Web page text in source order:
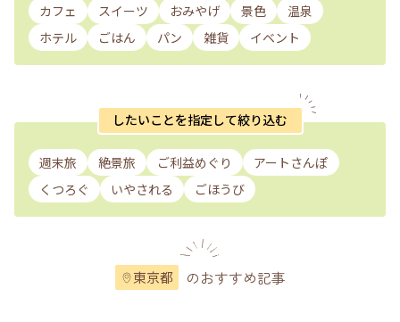
カフェ スイーツ おみやげ 景色
温泉
ホテル
ごはん パン 雑貨 イベント
したいことを指定して絞り込む
週末旅 絶景旅 ご利益めぐり
アートさんぽ
くつろぐ
いやされる ごほうび
東京都 のおすすめ記事